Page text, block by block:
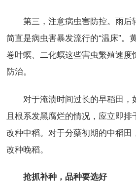
第三，注意病虫害防控。雨后
简直是病虫害暴发流行的“温床”。
卷叶螟、二化螟这些害虫繁殖速度
防治。
对于淹渍时间过长的早稻田，
且根系发黑腐烂的情况，应立即排
改种中稻。对于分蘖初期的中稻田
改种晚稻。
抢抓补种，品种要选好